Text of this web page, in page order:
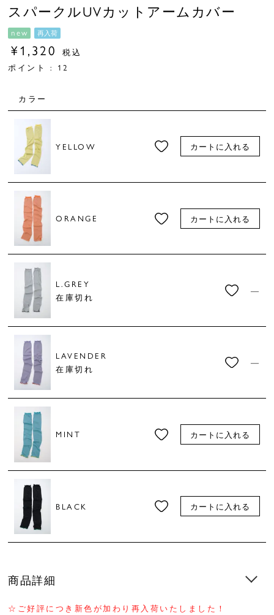
スパークルUVカットアームカバー
new 再入荷
¥1,320
税込
ポイント : 12
カラー
YELLOW カートに入れる
ORANGE カートに入れる
L.GREY
在庫切れ
—
LAVENDER
在庫切れ
—
MINT カートに入れる
BLACK カートに入れる
商品詳細
☆ご好評につき新色が加わり再入荷いたしました！